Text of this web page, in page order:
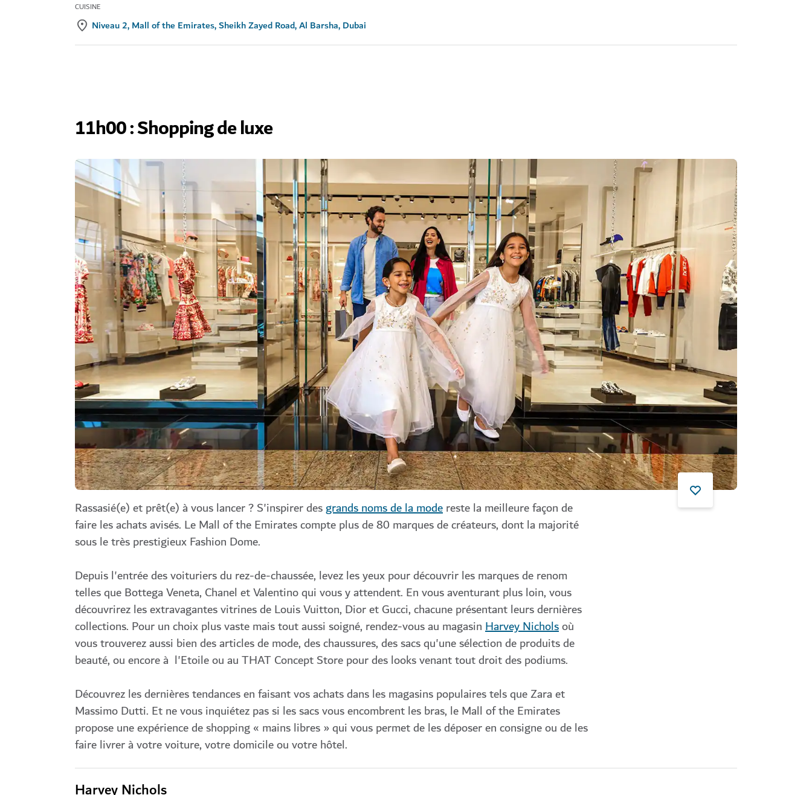
CUISINE
Niveau 2, Mall of the Emirates, Sheikh Zayed Road, Al Barsha, Dubai
11h00 : Shopping de luxe
Rassasié(e) et prêt(e) à vous lancer ? S'inspirer desgrands noms de la modereste la meilleure façon de
faire les achats avisés. Le Mall of the Emirates compte plus de 80 marques de créateurs, dont la majorité
sous le très prestigieux Fashion Dome.
Depuis l'entrée des voituriers du rez-de-chaussée, levez les yeux pour découvrir les marques de renom
telles que Bottega Veneta, Chanel et Valentino qui vous y attendent. En vous aventurant plus loin, vous
découvrirez les extravagantes vitrines de Louis Vuitton, Dior et Gucci, chacune présentant leurs dernières
collections. Pour un choix plus vaste mais tout aussi soigné, rendez-vous au magasinHarvey Nicholsoù
vous trouverez aussi bien des articles de mode, des chaussures, des sacs qu'une sélection de produits de
beauté, ou encore à l'Etoile ou au THAT Concept Store pour des looks venant tout droit des podiums.
Découvrez les dernières tendances en faisant vos achats dans les magasins populaires tels que Zara et
Massimo Dutti. Et ne vous inquiétez pas si les sacs vous encombrent les bras, le Mall of the Emirates
propose une expérience de shopping « mains libres » qui vous permet de les déposer en consigne ou de les
faire livrer à votre voiture, votre domicile ou votre hôtel.
Harvey Nichols